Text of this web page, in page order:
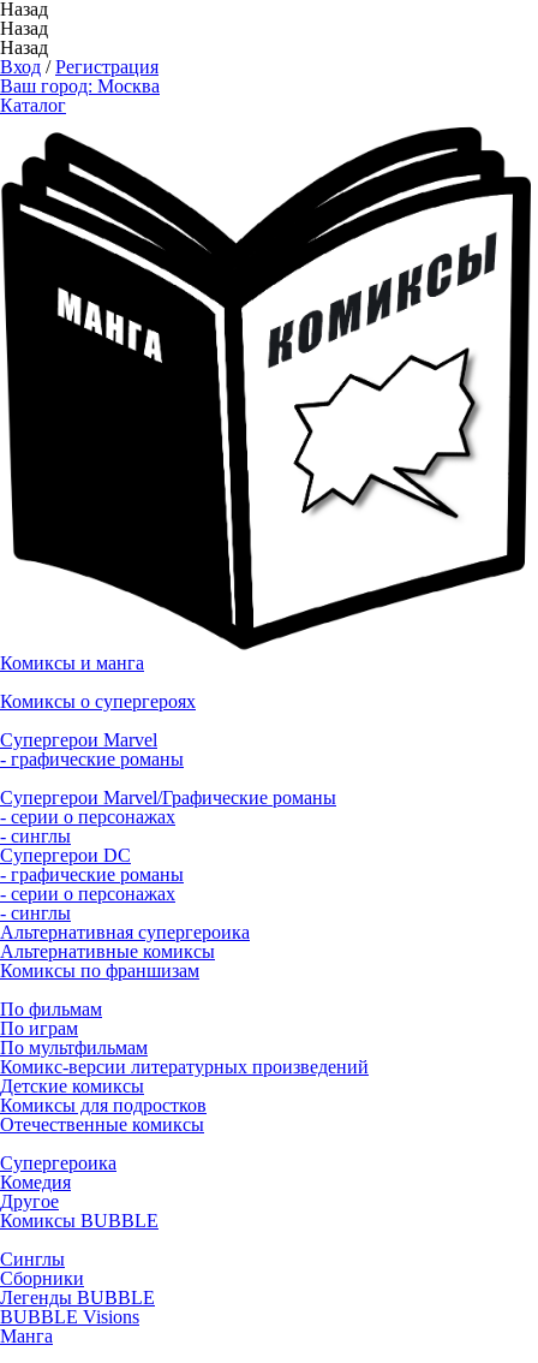
Назад
Назад
Назад
Вход /Регистрация
Ваш город: Москва
Каталог
Комиксы и манга
Комиксы о супергероях
Супергерои Marvel
- графические романы
Супергерои Marvel/Графические романы
- серии о персонажах
- синглы
Супергерои DC
- графические романы
- серии о персонажах
- синглы
Альтернативная супергероика
Альтернативные комиксы
Комиксы по франшизам
По фильмам
По играм
По мультфильмам
Комикс-версии литературных произведений
Детские комиксы
Комиксы для подростков
Отечественные комиксы
Супергероика
Комедия
Другое
Комиксы BUBBLE
Синглы
Сборники
Легенды BUBBLE
BUBBLE Visions
Манга